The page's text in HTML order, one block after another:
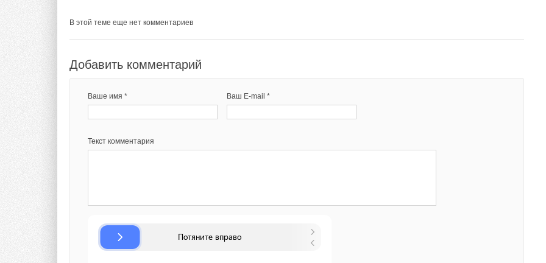
В этой теме еще нет комментариев
Добавить комментарий
Ваше имя * Ваш E-mail *
Текст комментария